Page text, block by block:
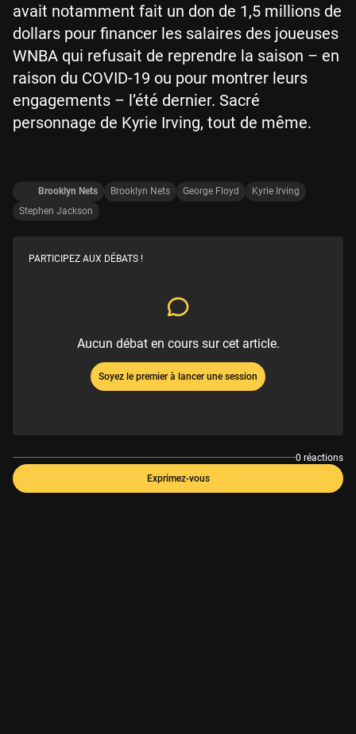
avait notamment fait un don de 1,5 millions de
dollars pour financer les salaires des joueuses
WNBA qui refusait de reprendre la saison – en
raison du COVID-19 ou pour montrer leurs
engagements – l’été dernier. Sacré
personnage de Kyrie Irving, tout de même.
Brooklyn Nets Brooklyn Nets George Floyd
Kyrie Irving
Stephen Jackson
PARTICIPEZ AUX DÉBATS !
Aucun débat en cours sur cet article.
Soyez le premier à lancer une session
0 réactions
Exprimez-vous